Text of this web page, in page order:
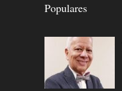
Populares